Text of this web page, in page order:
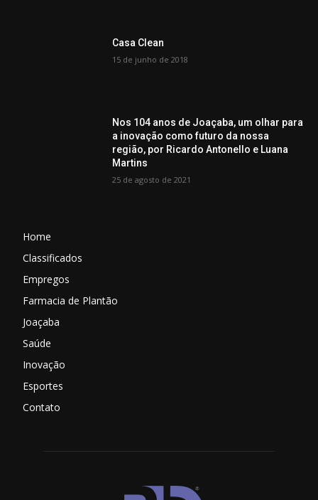
Casa Clean
15 de junho de 2018
Nos 104 anos de Joaçaba, um olhar para
a inovação como futuro da nossa
região, por Ricardo Antonello e Luana
Martins
25 de agosto de 2021
Home
Classificados
Empregos
Farmacia de Plantão
Joaçaba
Saúde
Inovação
Esportes
Contato